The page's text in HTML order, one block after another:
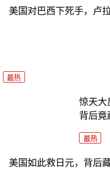
美国对巴西下死手，卢
最热
惊天大
背后竟
最热
美国如此救日元，背后